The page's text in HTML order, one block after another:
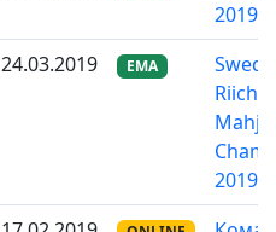
2019
24.03.2019 EMA
Riichi
2019